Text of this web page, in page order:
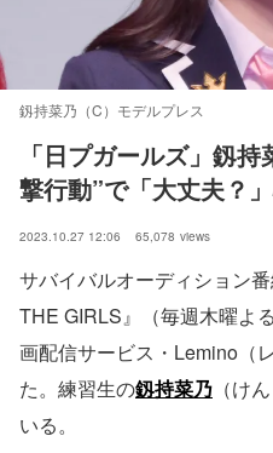
釼持菜乃（C）モデルプレス
「日プガールズ」釼
撃行動”で「大丈夫？
2023.10.27 12:06 65,078 views
サバイバルオーディション
THE GIRLS』（毎週木曜よ
画配信サービス・Lemino（
た。練習生の釼持菜乃 （け
いる。